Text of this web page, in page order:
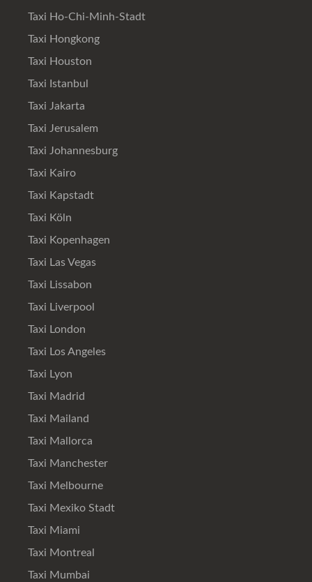
Taxi Ho-Chi-Minh-Stadt
Taxi Hongkong
Taxi Houston
Taxi Istanbul
Taxi Jakarta
Taxi Jerusalem
Taxi Johannesburg
Taxi Kairo
Taxi Kapstadt
Taxi Köln
Taxi Kopenhagen
Taxi Las Vegas
Taxi Lissabon
Taxi Liverpool
Taxi London
Taxi Los Angeles
Taxi Lyon
Taxi Madrid
Taxi Mailand
Taxi Mallorca
Taxi Manchester
Taxi Melbourne
Taxi Mexiko Stadt
Taxi Miami
Taxi Montreal
Taxi Mumbai